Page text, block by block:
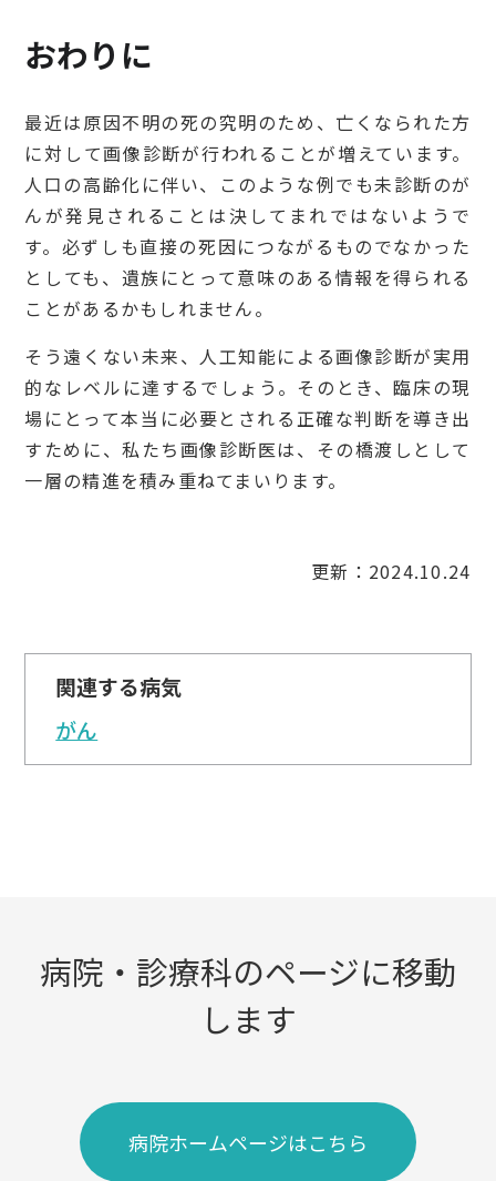
おわりに
最近は原因不明の死の究明のため、亡くなられた方
に対して画像診断が行われることが増えています。
人口の高齢化に伴い、このような例でも未診断のが
んが発見されることは決してまれではないようで
す。必ずしも直接の死因につながるものでなかった
としても、遺族にとって意味のある情報を得られる
ことがあるかもしれません。
そう遠くない未来、人工知能による画像診断が実用
的なレベルに達するでしょう。そのとき、臨床の現
場にとって本当に必要とされる正確な判断を導き出
すために、私たち画像診断医は、その橋渡しとして
一層の精進を積み重ねてまいります。
更新：2024.10.24
関連する病気
がん
病院・診療科のページに移動
します
病院ホームページはこちら